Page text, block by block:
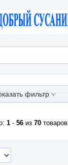
фильтр
1 - 56 из 70 товаров